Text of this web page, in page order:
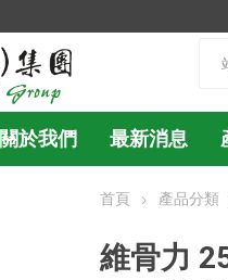
關於我們 最新消息
首頁 產品分類
維骨力